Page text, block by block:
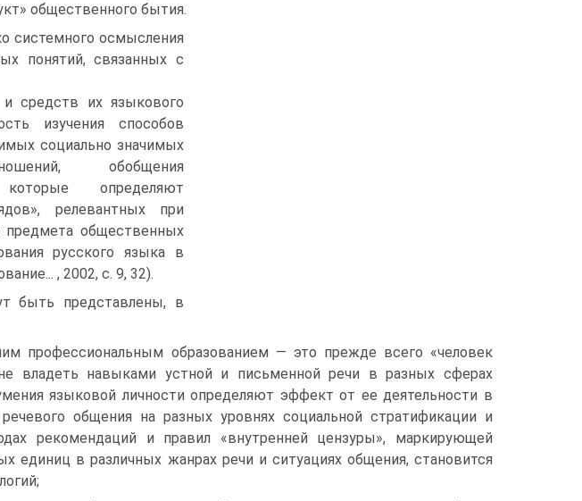
общественного бытия.
системного осмысления
понятий, связанных с
средств их языкового
изучения способов
социально значимых
обобщения
определяют
релевантных при
предмета общественных
русского языка в
, 2002, с. 9, 32).
быть представлены, в
профессиональным образованием — это прежде всего «человек
владеть навыками устной и письменной речи в разных сферах
языковой личности определяют эффект от ее деятельности в
общения на разных уровнях социальной стратификации и
рекомендаций и правил «внутренней цензуры», маркирующей
единиц в различных жанрах речи и ситуациях общения, становится